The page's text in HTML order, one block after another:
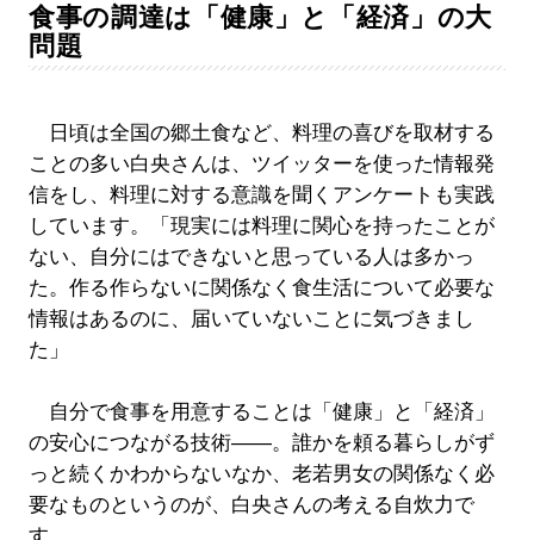
食事の調達は「健康」と「経済」の大
問題
日頃は全国の郷土食など、料理の喜びを取材する
ことの多い白央さんは、ツイッターを使った情報発
信をし、料理に対する意識を聞くアンケートも実践
しています。「現実には料理に関心を持ったことが
ない、自分にはできないと思っている人は多かっ
た。作る作らないに関係なく食生活について必要な
情報はあるのに、届いていないことに気づきまし
た」
自分で食事を用意することは「健康」と「経済」
の安心につながる技術――。誰かを頼る暮らしがず
っと続くかわからないなか、老若男女の関係なく必
要なものというのが、白央さんの考える自炊力で